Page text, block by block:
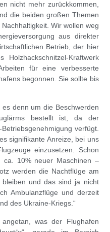
nicht mehr zurückkommen,
die beiden großen Themen
Wir wollen weg
aus direkter
Betrieb, der hier
Kraftwerk
für eine verbesserte
begonnen. Sie sollte bis
denn um die Beschwerden
bestellt ist, da der
verfügt.
signifikante Anreize, bei uns
einzusetzen. Schon
ca. 10% neuer Maschinen –
werden die Nachtflüge am
und das sind ja nicht
Ambulanzflüge und derzeit
des Ukraine-Kriegs.“
was der Flughafen